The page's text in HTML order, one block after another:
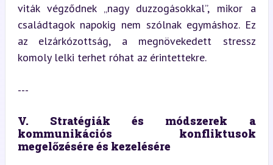
viták végződnek „nagy duzzogásokkal”, mikor a
családtagok napokig nem szólnak egymáshoz. Ez
az elzárkózottság, a megnövekedett stressz
komoly lelki terhet róhat az érintettekre.
---
V. Stratégiák és módszerek a
kommunikációs konfliktusok
megelőzésére és kezelésére